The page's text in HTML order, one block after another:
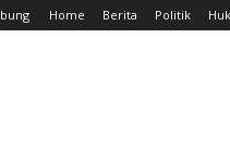
Home Berita Politik